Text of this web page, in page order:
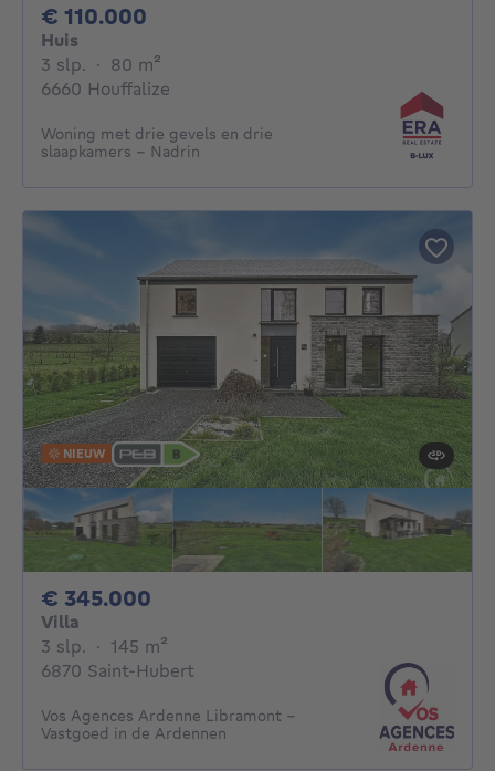
€ 110.000
Huis
3 slp. 3 slaapkamers
· 80 m²
6660 Houffalize
Woning met drie gevels en drie
slaapkamers – Nadrin
NIEUW
€ 345.000
Villa
3 slp. 3 slaapkamers
· 145 m²
6870 Saint-Hubert
Vos Agences Ardenne Libramont -
Vastgoed in de Ardennen